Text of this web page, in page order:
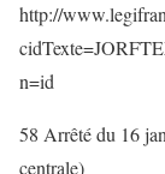
http://
n=id
58 Arrêté du 16
centrale)